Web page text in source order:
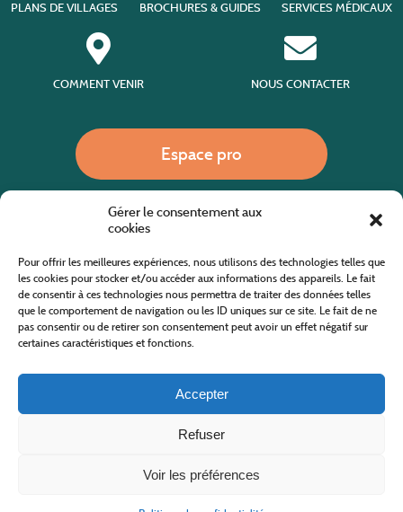
Gérer le consentement aux
cookies
Pour offrir les meilleures expériences, nous utilisons des technologies telles que
les cookies pour stocker et/ou accéder aux informations des appareils. Le fait
de consentir à ces technologies nous permettra de traiter des données telles
que le comportement de navigation ou les ID uniques sur ce site. Le fait de ne
pas consentir ou de retirer son consentement peut avoir un effet négatif sur
certaines caractéristiques et fonctions.
Accepter
Refuser
Voir les préférences
PLANS DE VILLAGES BROCHURES & GUIDES SERVICES MÉDICAUX
COMMENT VENIR NOUS CONTACTER
Espace pro
Site internet cofinancé par le fonds européen agricole pour le développement rural
L'Europe investit dans les zones rurales
Office de Tourisme des Cévennes au Mont Lozère